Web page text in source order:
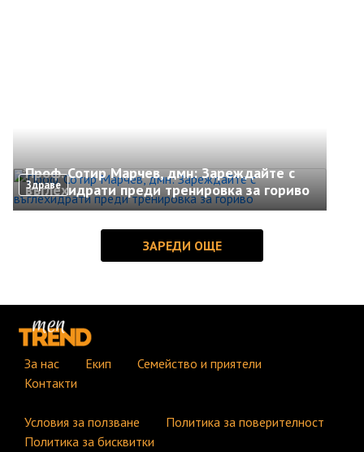
Здраве
Проф. Сотир Марчев, дмн: Зареждайте с
въглехидрати преди тренировка за гориво
За нас Екип
Семейство и приятели
Контакти
Условия за ползване
Политика за поверителност
Политика за бисквитки